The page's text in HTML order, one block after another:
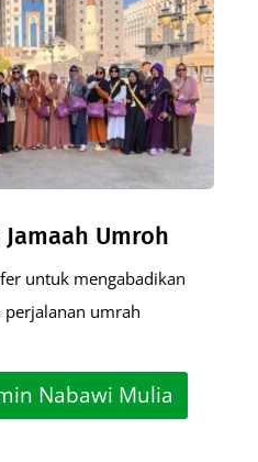
Umroh
untuk mengabadikan
perjalanan umrah
Nabawi Mulia